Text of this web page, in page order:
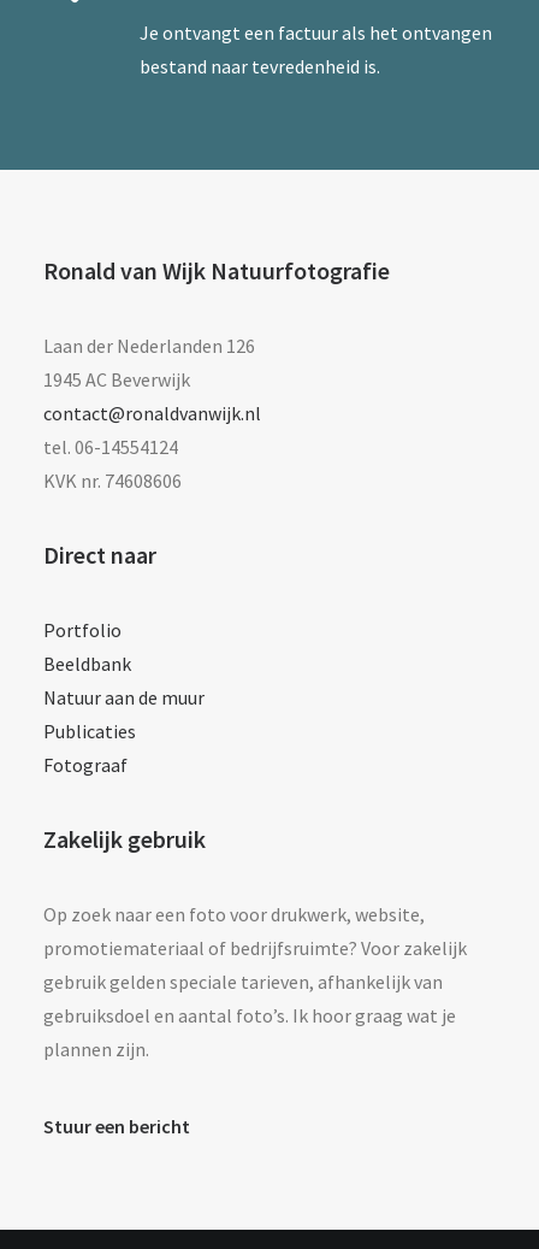
Je ontvangt een factuur als het ontvangen
bestand naar tevredenheid is.
Ronald van Wijk Natuurfotografie
Laan der Nederlanden 126
1945 AC Beverwijk
contact@ronaldvanwijk.nl
tel. 06-14554124
KVK nr. 74608606
Direct naar
Portfolio
Beeldbank
Natuur aan de muur
Publicaties
Fotograaf
Zakelijk gebruik
Op zoek naar een foto voor drukwerk, website,
promotiemateriaal of bedrijfsruimte? Voor zakelijk
gebruik gelden speciale tarieven, afhankelijk van
gebruiksdoel en aantal foto’s. Ik hoor graag wat je
plannen zijn.
Stuur een bericht